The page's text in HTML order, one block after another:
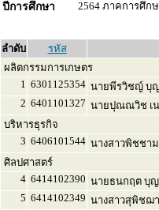
ปีการศึกษา
2564 ภาคการศึก
ลำดับ
รหัส
ผลิตกรรมการเกษตร
1 6301125354 นายพีรวิชญ์ บุญ
2 6401101327 นายปุณณวิช เ
บริหารธุรกิจ
3 6406101544 นางสาวพิชชา
ศิลปศาสตร์
4 6414102390 นายธนกฤต บุ
5 6414102349 นางสาวสุพิชฌ